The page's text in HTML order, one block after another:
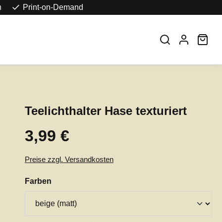
Print-on-Demand
Teelichthalter Hase texturiert
Regulärer Preis:
3,99 €
Preise zzgl. Versandkosten
Farben